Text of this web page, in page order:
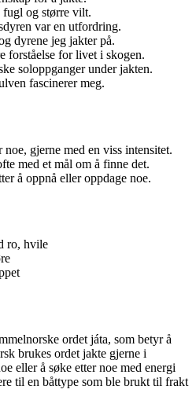
fugl og større vilt.
var en utfordring.
dyrene jeg jakter på.
forståelse for livet i skogen.
soloppganger under jakten.
fascinerer meg.
gjerne med en viss intensitet.
med et mål om å finne det.
å oppnå eller oppdage noe.
ro, hvile
ordet játa, som betyr å
brukes ordet jakte gjerne i
eller å søke etter noe med energi
til en båttype som ble brukt til frakt